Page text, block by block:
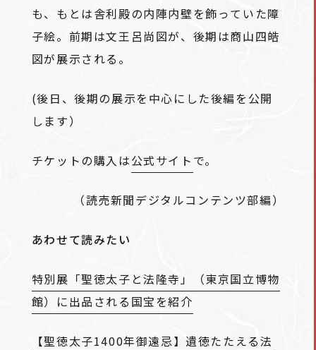
も、もとは舎利殿の内陣内壁を飾っていた障
子絵。前期は文王呂尚図が、後期は商山四皓
図が展示される。
(後日、後期の展示を中心にした後編を公開
します）
チケットの購入は公式サイト で。
（読売新聞デジタルコンテンツ部編）
あわせて読みたい
特別展「聖徳太子と法隆寺」（東京国立博物
館）に出品される国宝を紹介
【聖徳太子1400年御遠忌】遺徳たたえる法